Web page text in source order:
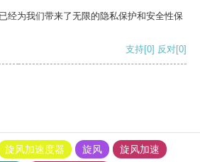
经为我们带来了无限的隐私保护和安全性保
支持[0] 反对[0]
旋风加速度器 旋风
旋风加速